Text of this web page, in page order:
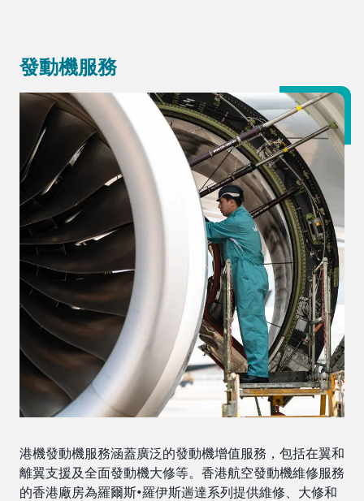
發動機服務
港機發動機服務涵蓋廣泛的發動機增值服務，包括在翼和
離翼支援及全面發動機大修等。香港航空發動機維修服務
的香港廠房為羅爾斯•羅伊斯遄達系列提供維修、大修和